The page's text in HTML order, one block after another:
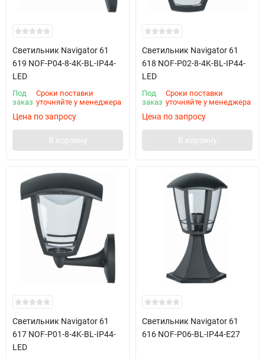
Светильник Navigator 61
619 NOF-P04-8-4K-BL-IP44-
LED
Под
заказ
Сроки поставки
уточняйте у менеджера
Цена по запросу
В корзину
Светильник Navigator 61
618 NOF-P02-8-4K-BL-IP44-
LED
Под
заказ
Сроки поставки
уточняйте у менеджера
Цена по запросу
В корзину
Светильник Navigator 61
617 NOF-P01-8-4K-BL-IP44-
LED
Светильник Navigator 61
616 NOF-P06-BL-IP44-E27